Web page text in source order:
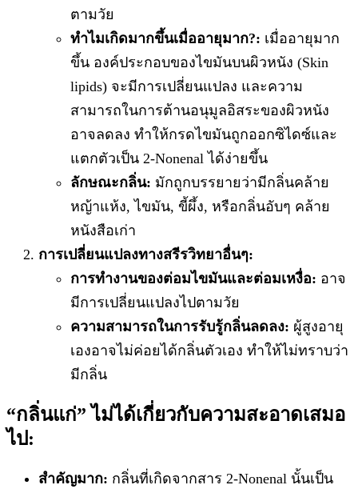
ตามวัย
ทำไมเกิดมากขึ้นเมื่ออายุมาก?: เมื่ออายุมาก
ขึ้น องค์ประกอบของไขมันบนผิวหนัง (Skin
lipids) จะมีการเปลี่ยนแปลง และความ
สามารถในการต้านอนุมูลอิสระของผิวหนัง
อาจลดลง ทำให้กรดไขมันถูกออกซิไดซ์และ
แตกตัวเป็น 2-Nonenal ได้ง่ายขึ้น
ลักษณะกลิ่น: มักถูกบรรยายว่ามีกลิ่นคล้าย
หญ้าแห้ง, ไขมัน, ขี้ผึ้ง, หรือกลิ่นอับๆ คล้าย
หนังสือเก่า
การเปลี่ยนแปลงทางสรีรวิทยาอื่นๆ:
การทำงานของต่อมไขมันและต่อมเหงื่อ: อาจ
มีการเปลี่ยนแปลงไปตามวัย
ความสามารถในการรับรู้กลิ่นลดลง: ผู้สูงอายุ
เองอาจไม่ค่อยได้กลิ่นตัวเอง ทำให้ไม่ทราบว่า
มีกลิ่น
“กลิ่นแก่” ไม่ได้เกี่ยวกับความสะอาดเสมอ
ไป:
สำคัญมาก: กลิ่นที่เกิดจากสาร 2-Nonenal นั้นเป็น